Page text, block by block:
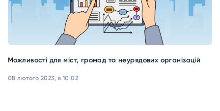
Можливості для міст, громад та неурядових організацій
08 лютого 2023, в 10:02